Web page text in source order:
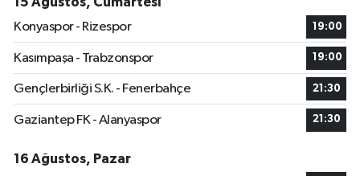
Konyaspor - Rizespor
19:00
Kasımpaşa - Trabzonspor 19:00
Gençlerbirliği S.K. - Fenerbahçe 21:30
Gaziantep FK - Alanyaspor 21:30
16 Ağustos, Pazar